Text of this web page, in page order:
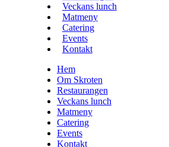
Veckans lunch
Matmeny
Catering
Events
Kontakt
Hem
Om Skroten
Restaurangen
Veckans lunch
Matmeny
Catering
Events
Kontakt